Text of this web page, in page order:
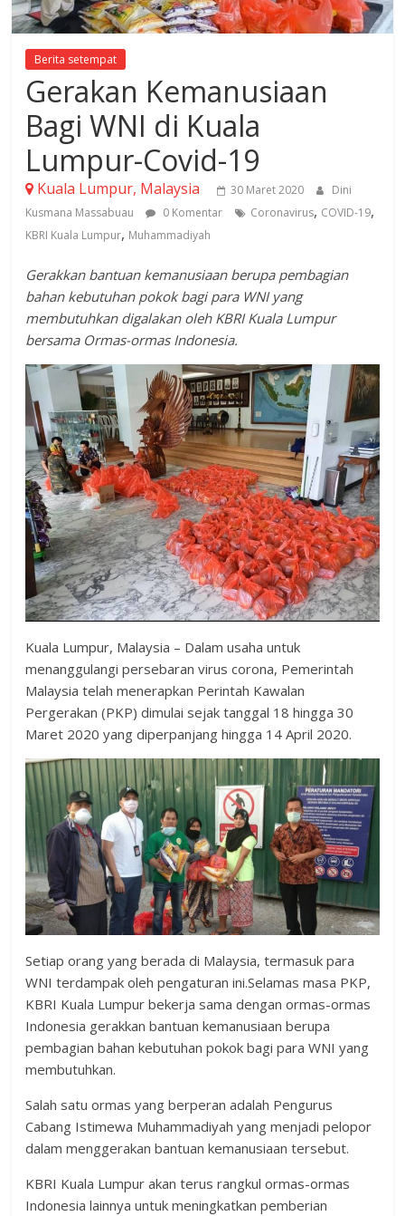
Berita setempat
Gerakan Kemanusiaan
Bagi WNI di Kuala
Lumpur-Covid-19
Kuala Lumpur, Malaysia 30 Maret 2020
Dini
Kusmana Massabuau
0 Komentar Coronavirus, COVID-19,
KBRI Kuala Lumpur, Muhammadiyah
Gerakkan bantuan kemanusiaan berupa pembagian
bahan kebutuhan pokok bagi para WNI yang
membutuhkan digalakan oleh KBRI Kuala Lumpur
bersama Ormas-ormas Indonesia.
Kuala Lumpur, Malaysia – Dalam usaha untuk
menanggulangi persebaran virus corona, Pemerintah
Malaysia telah menerapkan Perintah Kawalan
Pergerakan (PKP) dimulai sejak tanggal 18 hingga 30
Maret 2020 yang diperpanjang hingga 14 April 2020.
Setiap orang yang berada di Malaysia, termasuk para
WNI terdampak oleh pengaturan ini.Selamas masa PKP,
KBRI Kuala Lumpur bekerja sama dengan ormas-ormas
Indonesia gerakkan bantuan kemanusiaan berupa
pembagian bahan kebutuhan pokok bagi para WNI yang
membutuhkan.
Salah satu ormas yang berperan adalah Pengurus
Cabang Istimewa Muhammadiyah yang menjadi pelopor
dalam menggerakan bantuan kemanusiaan tersebut.
KBRI Kuala Lumpur akan terus rangkul ormas-ormas
Indonesia lainnya untuk meningkatkan pemberian